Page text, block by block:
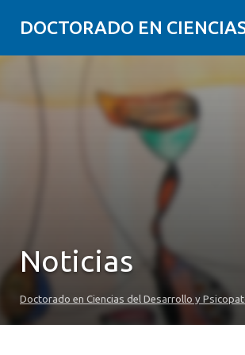
DOCTORADO EN
Noticias
Doctorado en Ciencias del Desarrollo y